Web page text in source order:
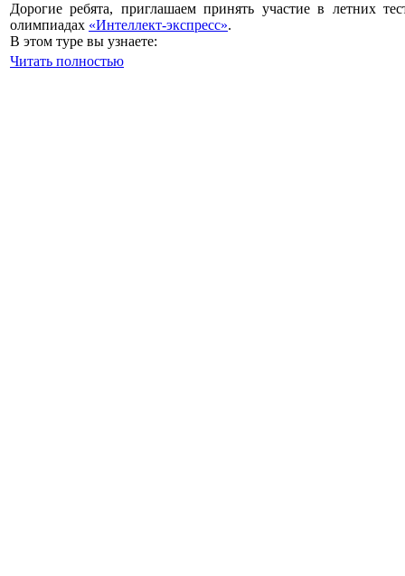
Дорогие ребята, приглашаем принять участие в летних
олимпиадах «Интеллект-экспресс».
В этом туре вы узнаете:
Читать полностью